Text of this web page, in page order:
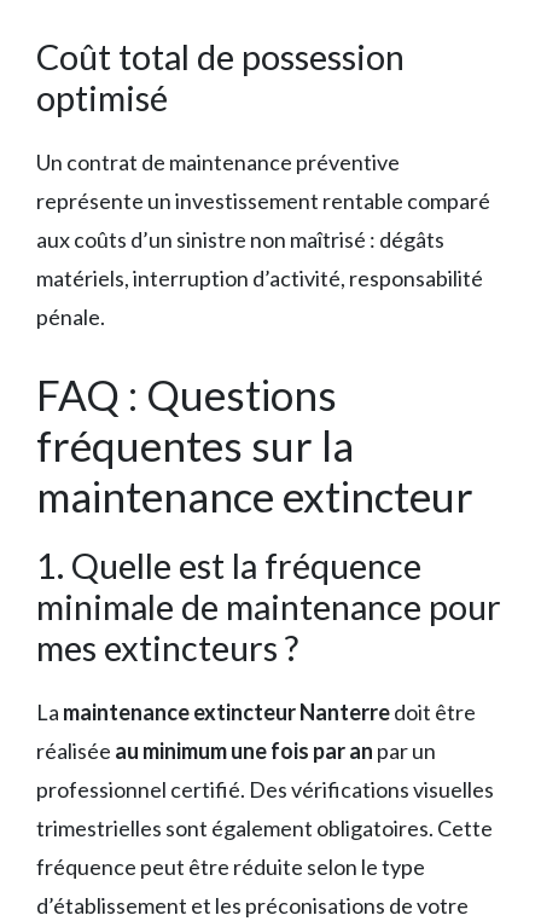
Coût total de possession
optimisé
Un contrat de maintenance préventive
représente un investissement rentable comparé
aux coûts d’un sinistre non maîtrisé : dégâts
matériels, interruption d’activité, responsabilité
pénale.
FAQ : Questions
fréquentes sur la
maintenance extincteur
1. Quelle est la fréquence
minimale de maintenance pour
mes extincteurs ?
La maintenance extincteur Nanterredoit être
réalisée au minimum une fois par an par un
professionnel certifié. Des vérifications visuelles
trimestrielles sont également obligatoires. Cette
fréquence peut être réduite selon le type
d’établissement et les préconisations de votre